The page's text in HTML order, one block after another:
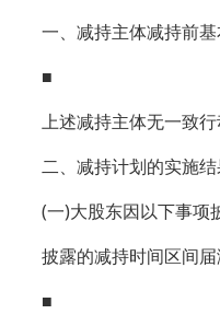
一、减持主体减持前
■
上述减持主体无一致行
二、减持计划的实施
(一)大股东因以下事项
披露的减持时间区间
■